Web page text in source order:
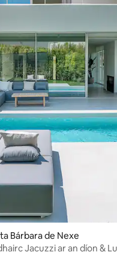
Bárbara de Nexe
Jacuzzi ar an díon &